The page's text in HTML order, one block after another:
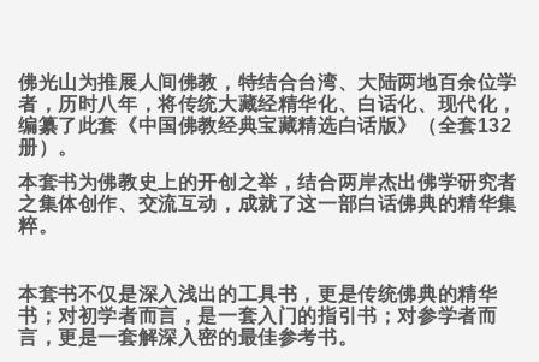
佛光山为推展人间佛教，特结合台湾、大陆两地百余位学
者，历时八年，将传统大藏经精华化、白话化、现代化，
编纂了此套《中国佛教经典宝藏精选白话版》（全套132
册）。
本套书为佛教史上的开创之举，结合两岸杰出佛学研究者
之集体创作、交流互动，成就了这一部白话佛典的精华集
粹。
本套书不仅是深入浅出的工具书，更是传统佛典的精华
书；对初学者而言，是一套入门的指引书；对参学者而
言，更是一套解深入密的最佳参考书。